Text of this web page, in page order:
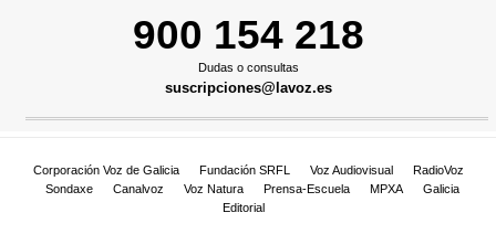
900 154 218
Dudas o consultas
suscripciones@lavoz.es
Corporación Voz de Galicia Fundación SRFL Voz Audiovisual
RadioVoz
Sondaxe
Canalvoz Voz Natura Prensa-Escuela MPXA
Galicia
Editorial